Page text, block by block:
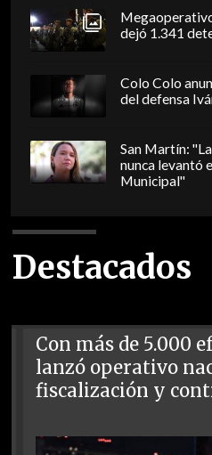
dejó 1.341
Colo Colo
del defensa
San Martín:
nunca levantó
Municipal"
Destacados
Con más de 5.000
lanzó operativo
fiscalización y